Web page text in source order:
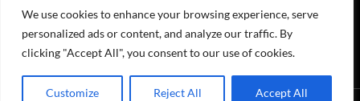
We use cookies to enhance your browsing experience, serve
personalized ads or content, and analyze our traffic. By
clicking "Accept All", you consent to our use of cookies.
Customize Reject All Accept All
한글